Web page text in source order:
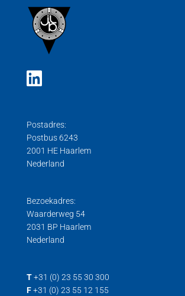
Postadres:
Postbus 6243
2001 HE Haarlem
Nederland
Bezoekadres:
Waarderweg 54
2031 BP Haarlem
Nederland
T +31 (0) 23 55 30 300
F +31 (0) 23 55 12 155